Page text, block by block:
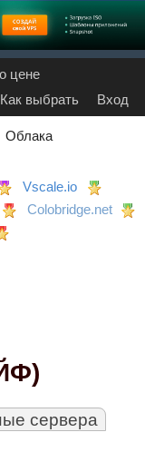
цене
Как выбрать Вход
Облака
Vscale.io
Colobridge.net
сервера